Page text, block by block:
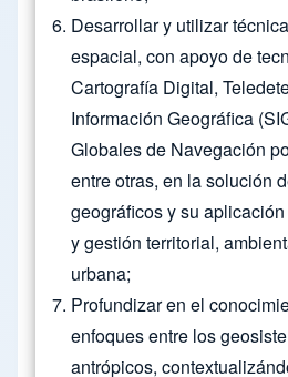
Desarrollar y utilizar
espacial, con apoyo de
Cartografía Digital,
Información Geográfica
Globales de Navegación
entre otras, en la solución
geográficos y su
y gestión territorial,
urbana;
Profundizar en el
enfoques entre los
antrópicos,